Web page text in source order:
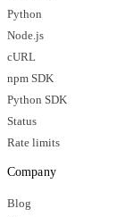
Python
Node.js
cURL
npm SDK
Python SDK
Status
Rate limits
Company
Blog